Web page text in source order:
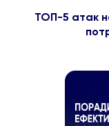
ТОП-5 атак